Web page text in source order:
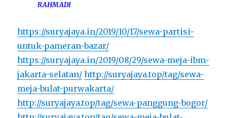
RAHMADI
https://suryajaya.in/2019/10/17/sewa-partisi-
untuk-pameran-bazar/
https://suryajaya.in/2019/08/29/sewa-meja-ibm-
jakarta-selatan/ http://suryajaya.top/tag/sewa-
meja-bulat-purwakarta/
http://suryajaya.top/tag/sewa-panggung-bogor/